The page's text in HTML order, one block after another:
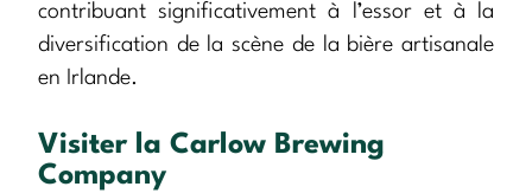
contribuant significativement à l’essor et à la
diversification de la scène de la bière artisanale
en Irlande.
Visiter la Carlow Brewing
Company